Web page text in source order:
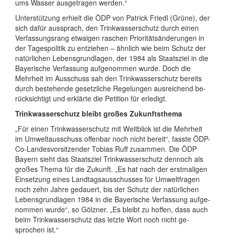
ums Wasser aus­ge­tragen werden.“
Unter­stützung erhielt die ÖDP von Patrick Friedl (Grüne), der
sich dafür aus­sprach, den Trink­wasser­schutz durch einen
Ver­fassungs­rang etwaigen raschen Pri­ori­täts­änderungen in
der Tages­poli­tik zu ent­ziehen – ähnlich wie beim Schutz der
natür­lichen Lebens­grund­lagen, der 1984 als Staatsziel in die
Bayer­ische Ver­fassung auf­ge­nommen wurde. Doch die
Mehrheit im Aus­schuss sah den Trink­wasser­schutz bereits
durch be­ste­hende gesetz­liche Rege­lungen aus­rei­chend be­
rück­sich­tigt und er­klärte die Petition für er­ledigt.
Trinkwasserschutz bleibt großes Zukunftsthema
„Für einen Trink­wasser­schutz mit Weit­blick ist die Mehrheit
im Umwelt­aus­schuss offenbar noch nicht bereit“, fasste ÖDP-
Co-Landes­vor­sit­zender Tobias Ruff zu­sam­men. Die ÖDP
Bayern sieht das Staatsziel Trink­wasser­schutz dennoch als
großes Thema für die Zukunft. „Es hat nach der erst­maligen
Ein­setzung eines Landtags­aus­schusses für Umwelt­fragen
noch zehn Jahre ge­dauert, bis der Schutz der natür­lichen
Lebens­grund­lagen 1984 in die Bayer­ische Ver­fassung auf­ge­
nommen wurde“, so Gölzner. „Es bleibt zu hoffen, dass auch
beim Trink­wasser­schutz das letzte Wort noch nicht ge­
sprochen ist.“